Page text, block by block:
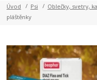
Úvod Psi Oblečky, svetry,
pláštěnky